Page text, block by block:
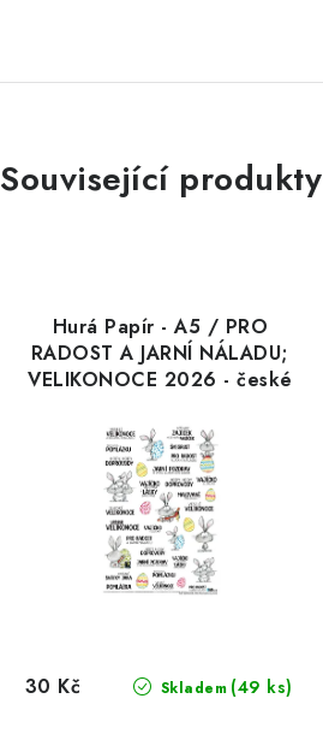
Související produkty
Hurá Papír - A5 / PRO
RADOST A JARNÍ NÁLADU;
VELIKONOCE 2026 - české
Skladem (49 ks)
30 Kč